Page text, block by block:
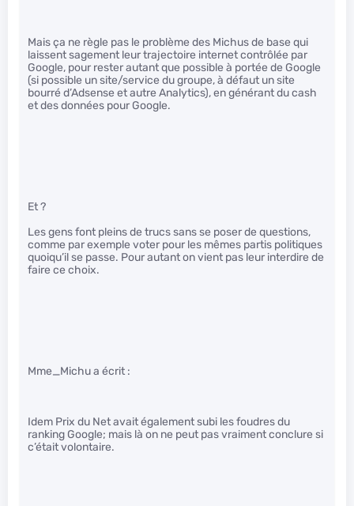
Mais ça ne règle pas le problème des Michus de base qui
laissent sagement leur trajectoire internet contrôlée par
Google, pour rester autant que possible à portée de Google
(si possible un site/service du groupe, à défaut un site
bourré d’Adsense et autre Analytics), en générant du cash
et des données pour Google.
Et ?
Les gens font pleins de trucs sans se poser de questions,
comme par exemple voter pour les mêmes partis politiques
quoiqu’il se passe. Pour autant on vient pas leur interdire de
faire ce choix.
Mme_Michu a écrit :
Idem Prix du Net avait également subi les foudres du
ranking Google; mais là on ne peut pas vraiment conclure si
c’était volontaire.